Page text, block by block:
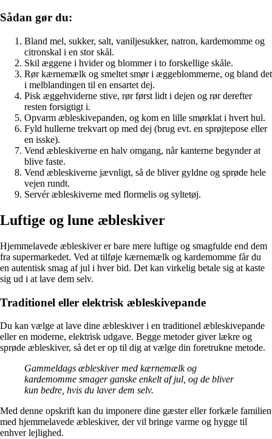
Sådan gør du:
Bland mel, sukker, salt, vaniljesukker, natron, kardemomme og
citronskal i en stor skål.
Skil æggene i hvider og blommer i to forskellige skåle.
Rør kærnemælk og smeltet smør i æggeblommerne, og bland det
i melblandingen til en ensartet dej.
Pisk æggehviderne stive, rør først lidt i dejen og rør derefter
resten forsigtigt i.
Opvarm æbleskivepanden, og kom en lille smørklat i hvert hul.
Fyld hullerne trekvart op med dej (brug evt. en sprøjtepose eller
en isske).
Vend æbleskiverne en halv omgang, når kanterne begynder at
blive faste.
Vend æbleskiverne jævnligt, så de bliver gyldne og sprøde hele
vejen rundt.
Servér æbleskiverne med flormelis og syltetøj.
Luftige og lune æbleskiver
Hjemmelavede æbleskiver er bare mere luftige og smagfulde end dem
fra supermarkedet. Ved at tilføje kærnemælk og kardemomme får du
en autentisk smag af jul i hver bid. Det kan virkelig betale sig at kaste
sig ud i at lave dem selv.
Traditionel eller elektrisk æbleskivepande
Du kan vælge at lave dine æbleskiver i en traditionel æbleskivepande
eller en moderne, elektrisk udgave. Begge metoder giver lækre og
sprøde æbleskiver, så det er op til dig at vælge din foretrukne metode.
Gammeldags æbleskiver med kærnemælk og
kardemomme smager ganske enkelt af jul, og de bliver
kun bedre, hvis du laver dem selv.
Med denne opskrift kan du imponere dine gæster eller forkæle familien
med hjemmelavede æbleskiver, der vil bringe varme og hygge til
enhver lejlighed.